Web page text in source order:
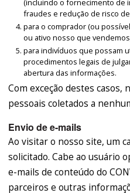
(incluindo o fornecimento de
fraudes e redução de risco
para o comprador (ou
ou ativo nosso que
para indivíduos que possam
procedimentos legais de
abertura das informações.
Com exceção destes casos,
pessoais coletados a
Envio de e-mails
Ao visitar o nosso site, um
solicitado. Cabe ao usuário
e-mails de conteúdo do
parceiros e outras